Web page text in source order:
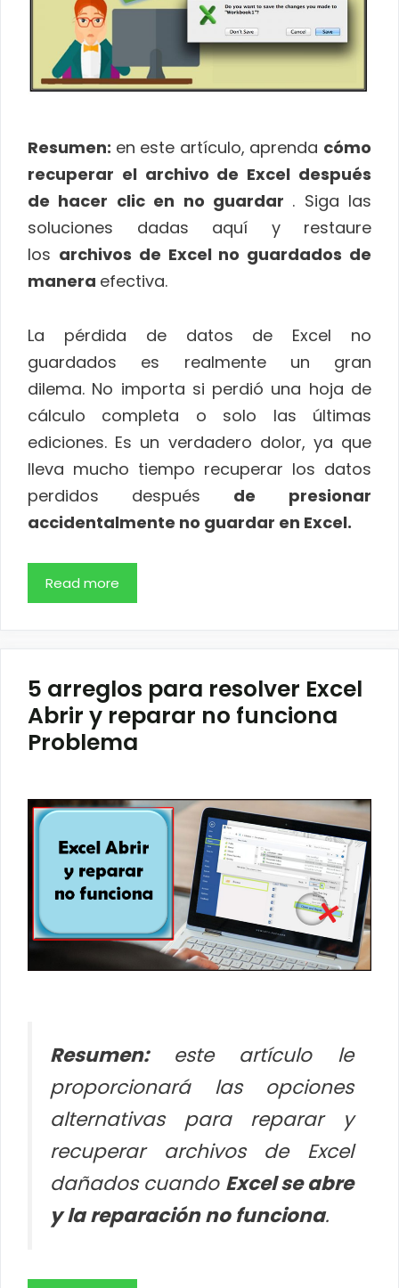
Resumen: en este artículo, aprenda cómo
recuperar el archivo de Excel después
de hacer clic en no guardar . Siga las
soluciones dadas aquí y restaure
los archivos de Excel no guardados de
manera efectiva.
La pérdida de datos de Excel no
guardados es realmente un gran
dilema. No importa si perdió una hoja de
cálculo completa o solo las últimas
ediciones. Es un verdadero dolor, ya que
lleva mucho tiempo recuperar los datos
perdidos después de
presionar
accidentalmente no guardar en Excel.
Read more
5 arreglos para resolver Excel
Abrir y reparar no funciona
Problema
Resumen: este artículo le
proporcionará las opciones
alternativas para reparar y
recuperar archivos de Excel
dañados cuando Excel se abre
y la reparación no funciona.